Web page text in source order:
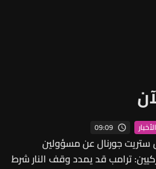
09:09
ستريت جورنال عن مسؤولين
ترامب قد يمدد وقف النار شرط